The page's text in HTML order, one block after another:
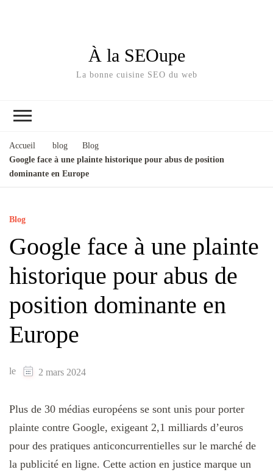
À la SEOupe
La bonne cuisine SEO du web
Accueil blog
Blog
Google face à une plainte historique pour abus de position
dominante en Europe
Blog
Google face à une plainte
historique pour abus de
position dominante en
Europe
le 2 mars 2024
Plus de 30 médias européens se sont unis pour porter
plainte contre Google, exigeant 2,1 milliards d’euros
pour des pratiques anticoncurrentielles sur le marché de
la publicité en ligne. Cette action en justice marque un